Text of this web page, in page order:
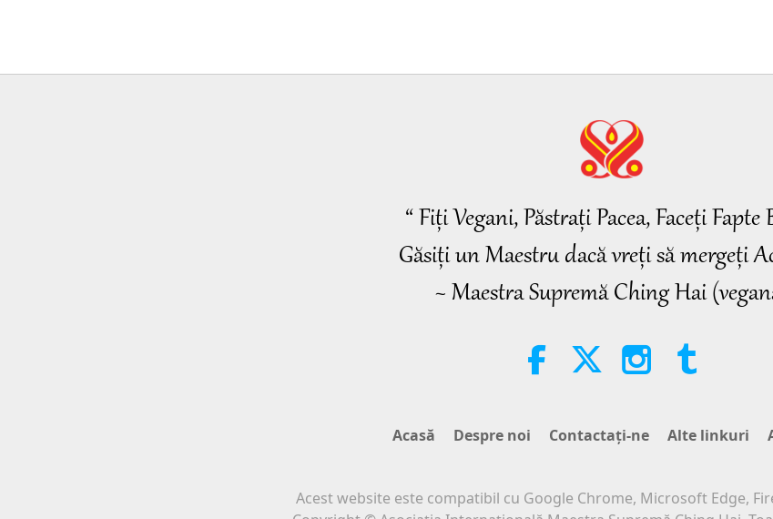
“ Fiți Vegani, Păstrați Pacea, Faceți Fapte
Găsiți un Maestru dacă vreți să mergeți
~ Maestra Supremă Ching Hai
Acasă Despre noi Contactaţi-ne Alte linkuri
Acest website este compatibil cu Google Chrome, Microsoft Edge,